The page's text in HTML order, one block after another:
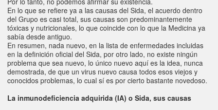
En lo que se refiere ya a las causas del Sida, el acuerdo dentro
del Grupo es casi total, sus causas son predominantemente
tóxicas y nutricionales, lo que coincide con lo que la Medicina ya
sabía desde antiguo.
En resumen, nada nuevo, en la lista de enfermedades incluidas
en la definición oficial del Sida, por otro lado, no existe ningún
problema que sea nuevo, lo único nuevo aquí es la idea, nunca
demostrada, de que un virus nuevo causa todos esos viejos y
conocidos problemas, lo cual sí es por cierto bastante novedoso.
La inmunodeficiencia adquirida (IA) o Sida, sus causas